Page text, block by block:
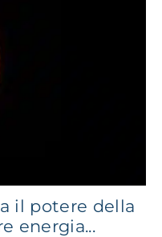
il potere della
energia...